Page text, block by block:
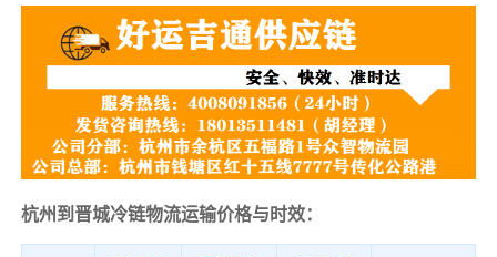
杭州到晋城冷链物流运输价格与时效：